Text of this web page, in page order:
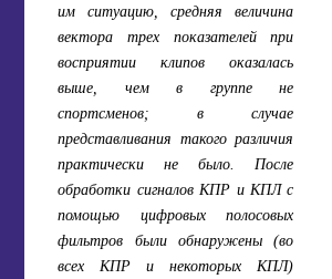
им ситуацию, средняя величина
вектора трех показателей при
восприятии клипов оказалась
выше, чем в группе не
спортсменов; в случае
представливания такого различия
практически не было. После
обработки сигналов КПР и КПЛ с
помощью цифровых полосовых
фильтров были обнаружены (во
всех КПР и некоторых КПЛ)